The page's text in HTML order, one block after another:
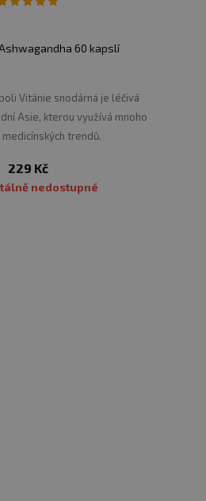
60 kapslí
Vitánie snodárná je léčivá
Asie, kterou využívá mnoho
medicínských trendů.
229 Kč
nedostupné